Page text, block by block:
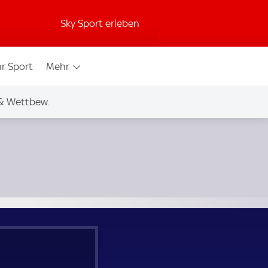
Sky Sport erleben
Sport Mehr
Wettbew.